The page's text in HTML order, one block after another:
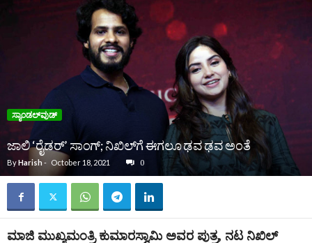
ಸ್ಯಾಂಡಲ್‌ವುಡ್‌
ಜಾಲಿ ‘ರೈಡರ್’ ಸಾಂಗ್; ನಿಖಿಲ್‌ಗೆ ಈಗಲೂ ಢವ ಢವ ಅಂತೆ
ByHarish - October 18, 2021 0
ಮಾಜಿ ಮುಖ್ಯಮಂತ್ರಿ ಕುಮಾರಸ್ವಾಮಿ ಅವರ ಪುತ್ರ, ನಟ ನಿಖಿಲ್